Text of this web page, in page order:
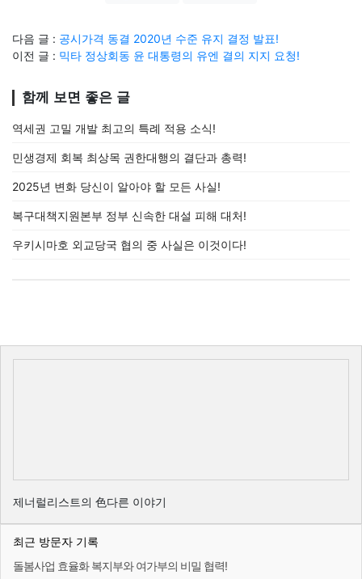
다음 글 : 공시가격 동결 2020년 수준 유지 결정 발표!
이전 글 : 믹타 정상회동 윤 대통령의 유엔 결의 지지 요청!
함께 보면 좋은 글
역세권 고밀 개발 최고의 특례 적용 소식!
민생경제 회복 최상목 권한대행의 결단과 총력!
2025년 변화 당신이 알아야 할 모든 사실!
복구대책지원본부 정부 신속한 대설 피해 대처!
우키시마호 외교당국 협의 중 사실은 이것이다!
제너럴리스트의 色다른 이야기
최근 방문자 기록
돌봄사업 효율화 복지부와 여가부의 비밀 협력!